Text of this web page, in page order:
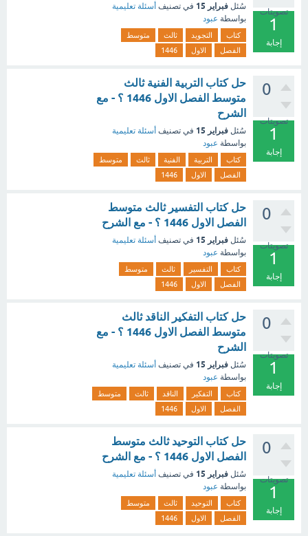
تصويتات
1
إجابة
سُئل فبراير 15 في تصنيف أسئلة تعليمية
بواسطة عبود
كتاب التجويد ثالث
متوسط
الفصل
الاول 1446
0
تصويتات
1
إجابة
حل كتاب التربية الفنية ثالث
متوسط الفصل الاول 1446 ؟ - مع
الشرح
سُئل فبراير 15 في تصنيف أسئلة تعليمية
بواسطة عبود
كتاب التربية الفنية ثالث
متوسط
الفصل
الاول 1446
0
تصويتات
1
إجابة
حل كتاب التفسير ثالث متوسط
الفصل الاول 1446 ؟ - مع الشرح
سُئل فبراير 15 في تصنيف أسئلة تعليمية
بواسطة عبود
كتاب التفسير ثالث
متوسط
الفصل
الاول 1446
0
تصويتات
1
إجابة
حل كتاب التفكير الناقد ثالث
متوسط الفصل الاول 1446 ؟ - مع
الشرح
سُئل فبراير 15 في تصنيف أسئلة تعليمية
بواسطة عبود
كتاب التفكير الناقد ثالث
متوسط
الفصل
الاول 1446
0
تصويتات
1
إجابة
حل كتاب التوحيد ثالث متوسط
الفصل الاول 1446 ؟ - مع الشرح
سُئل فبراير 15 في تصنيف أسئلة تعليمية
بواسطة عبود
كتاب التوحيد ثالث
متوسط
الفصل
الاول 1446